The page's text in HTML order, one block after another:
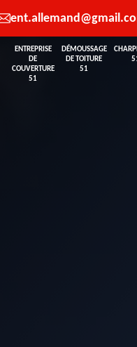
ENTREPRISE
DE
COUVERTURE
51
DÉMOUSSAGE
DE TOITURE
51